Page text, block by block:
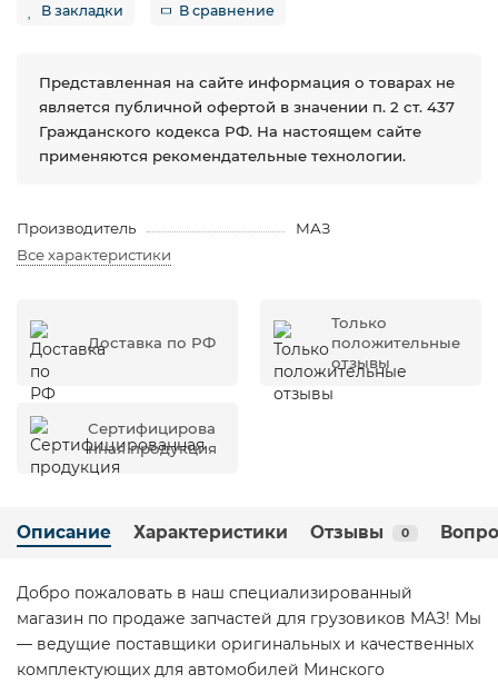
В закладки В сравнение
Представленная на сайте информация о товарах не
является публичной офертой в значении п. 2 ст. 437
Гражданского кодекса РФ. На настоящем сайте
применяются рекомендательные технологии.
Производитель
МАЗ
Все характеристики
Доставка по РФ
Только
положительные
отзывы
Сертифицирова
нная продукция
Описание Характеристики Отзывы 0
Добро пожаловать в наш специализированный
магазин по продаже запчастей для грузовиков МАЗ! Мы
— ведущие поставщики оригинальных и качественных
комплектующих для автомобилей Минского